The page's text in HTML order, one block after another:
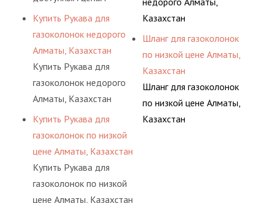
Алматы, Казахстан
Купить Рукава для
газоколонок недорого
Алматы, Казахстан
Купить Рукава для
газоколонок недорого
Алматы, Казахстан
Купить Рукава для
газоколонок по низкой
цене Алматы, Казахстан
Купить Рукава для
газоколонок по низкой
цене Алматы, Казахстан
Казахстан
Шланг для газоколонок
по низкой цене Алматы,
Казахстан
Шланг для газоколонок
по низкой цене Алматы,
Казахстан